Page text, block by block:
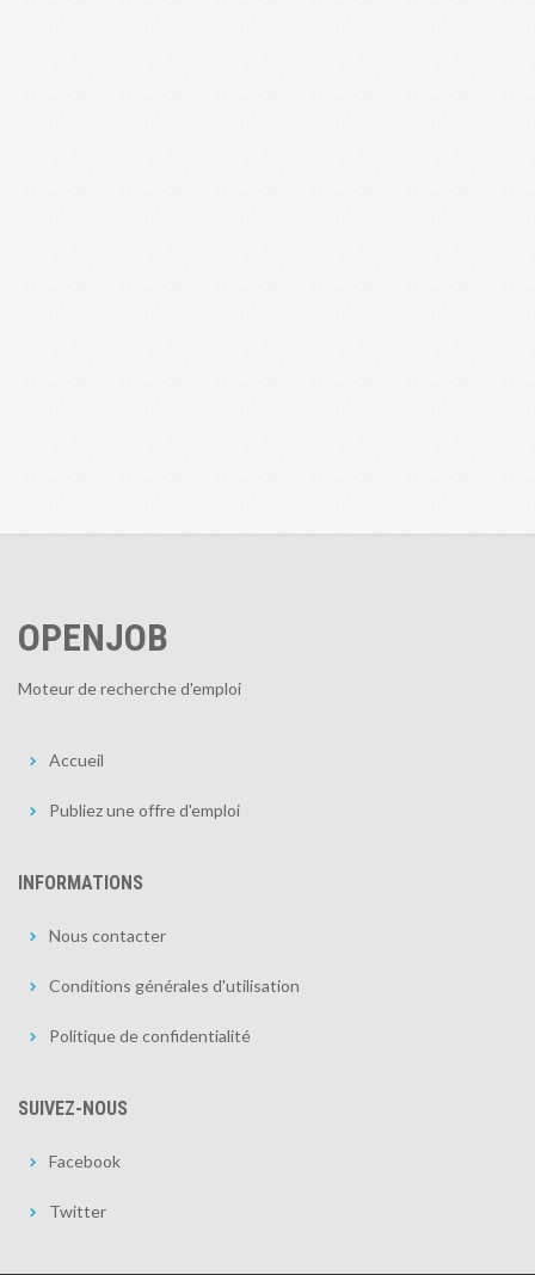
OPENJOB
Moteur de recherche d'emploi
Accueil
Publiez une offre d'emploi
INFORMATIONS
Nous contacter
Conditions générales d'utilisation
Politique de confidentialité
SUIVEZ-NOUS
Facebook
Twitter